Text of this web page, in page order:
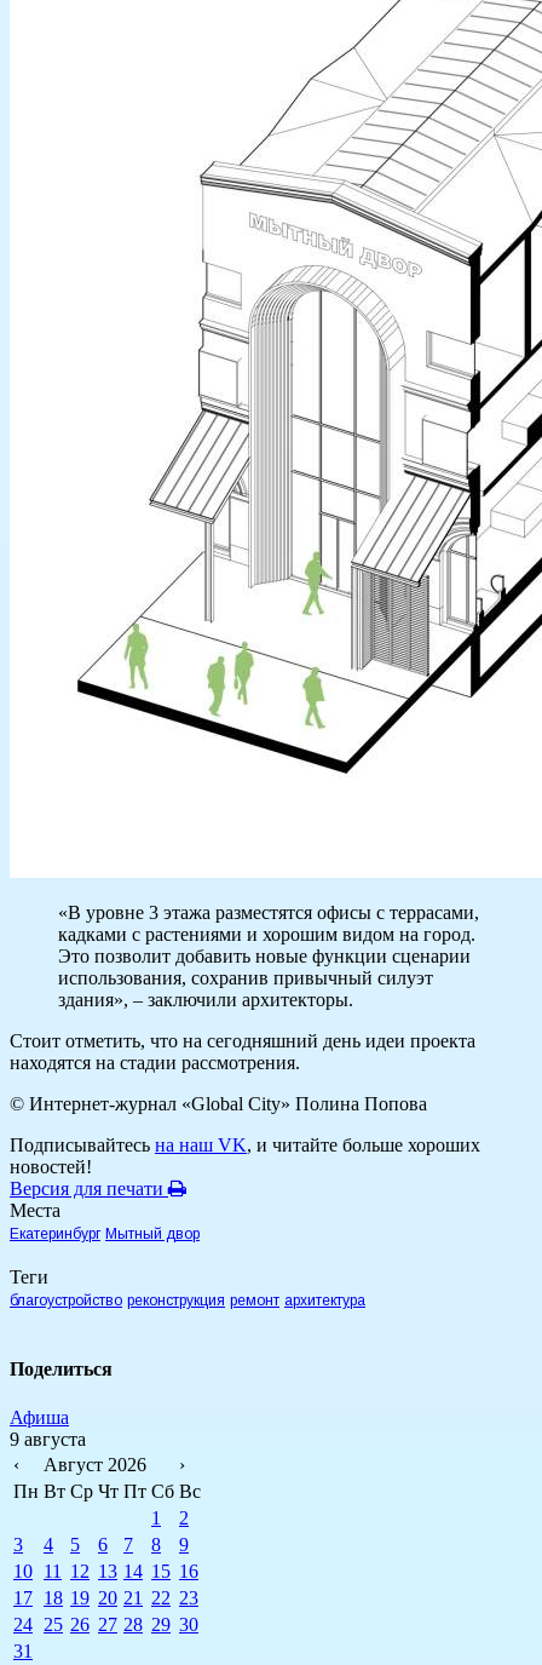
«В уровне 3 этажа разместятся офисы с террасами,
кадками с растениями и хорошим видом на город.
Это позволит добавить новые функции сценарии
использования, сохранив привычный силуэт
здания», – заключили архитекторы.
Стоит отметить, что на сегодняшний день идеи проекта
находятся на стадии рассмотрения.
© Интернет-журнал «Global City» Полина Попова
Подписывайтесь на наш VK, и читайте больше хороших
новостей!
Версия для печати
Места
Екатеринбург Мытный двор
Теги
благоустройство реконструкция ремонт архитектура
Поделиться
Афиша
9 августа
‹
Август 2026
›
Пн Вт Ср Чт Пт Сб Вс
1
2
3
4 5 6 7 8
9
10 11 12 13 14 15 16
17 18 19 20 21 22 23
24 25 26 27 28 29 30
31